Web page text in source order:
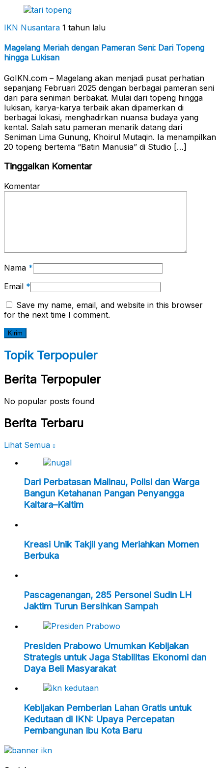
IKN Nusantara 1 tahun lalu
Magelang Meriah dengan Pameran Seni: Dari Topeng
hingga Lukisan
GoIKN.com – Magelang akan menjadi pusat perhatian
sepanjang Februari 2025 dengan berbagai pameran seni
dari para seniman berbakat. Mulai dari topeng hingga
lukisan, karya-karya terbaik akan dipamerkan di
berbagai lokasi, menghadirkan nuansa budaya yang
kental. Salah satu pameran menarik datang dari
Seniman Lima Gunung, Khoirul Mutaqin. Ia menampilkan
20 topeng bertema “Batin Manusia” di Studio […]
Tinggalkan Komentar
Komentar
Nama *
Email *
Save my name, email, and website in this browser
for the next time I comment.
Topik Terpopuler
Berita Terpopuler
No popular posts found
Berita Terbaru
Lihat Semua
Dari Perbatasan Malinau, Polisi dan Warga
Bangun Ketahanan Pangan Penyangga
Kaltara–Kaltim
Kreasi Unik Takjil yang Meriahkan Momen
Berbuka
Pascagenangan, 285 Personel Sudin LH
Jaktim Turun Bersihkan Sampah
Presiden Prabowo Umumkan Kebijakan
Strategis untuk Jaga Stabilitas Ekonomi dan
Daya Beli Masyarakat
Kebijakan Pemberian Lahan Gratis untuk
Kedutaan di IKN: Upaya Percepatan
Pembangunan Ibu Kota Baru